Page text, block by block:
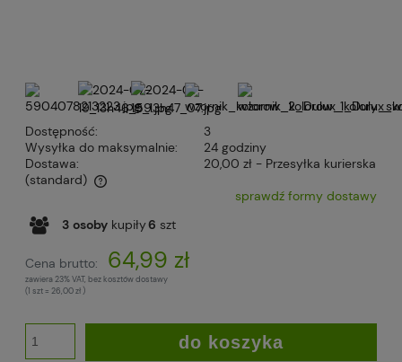
Dostępność:
3
Wysyłka do maksymalnie:
24 godziny
Dostawa:
20,00 zł - Przesyłka kurierska
(standard)
Cena nie zawiera ewentualnych kosztów płatnościsprawdź formy dostawy
3 osoby kupiły6 szt
Cena brutto: 64,99 zł
zawiera 23% VAT, bez kosztów dostawy
(1 szt= 26,00 zł )
do koszyka